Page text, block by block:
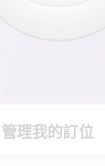
管理我的訂位